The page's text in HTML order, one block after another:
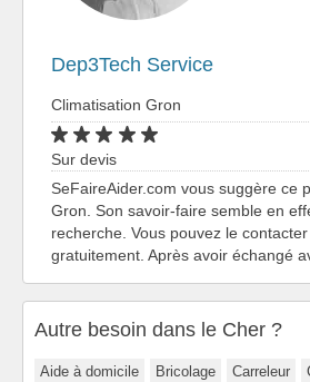
Dep3Tech Service
Climatisation Gron
Sur devis
SeFaireAider.com vous suggère ce
Gron. Son savoir-faire semble en
recherche. Vous pouvez le
gratuitement. Après avoir échangé
Autre besoin dans le Cher ?
Aide à domicile Bricolage Carreleur